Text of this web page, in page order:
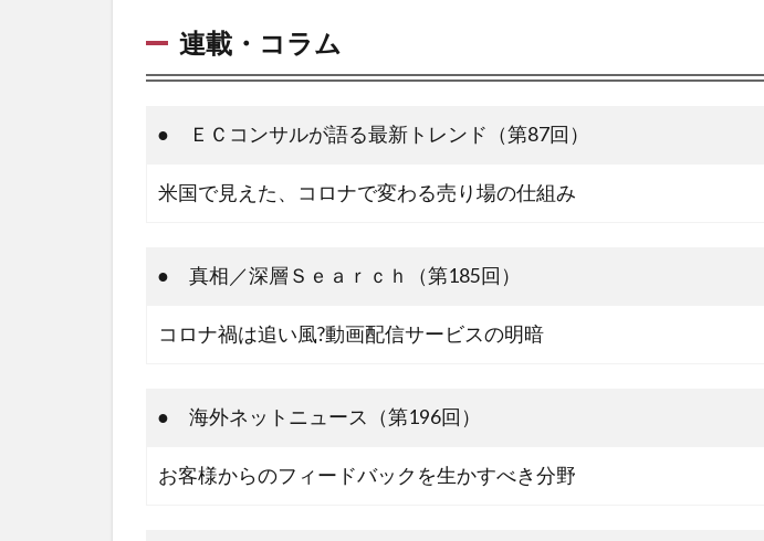
連載・コラム
● ＥＣコンサルが語る最新トレンド（第87回）
米国で見えた、コロナで変わる売り場の仕組み
● 真相／深層Ｓｅａｒｃｈ（第185回）
コロナ禍は追い風?動画配信サービスの明暗
● 海外ネットニュース（第196回）
お客様からのフィードバックを生かすべき分野